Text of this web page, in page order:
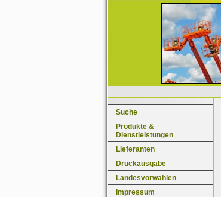
Suche
Produkte &
Dienstleistungen
Lieferanten
Druckausgabe
Landesvorwahlen
Impressum